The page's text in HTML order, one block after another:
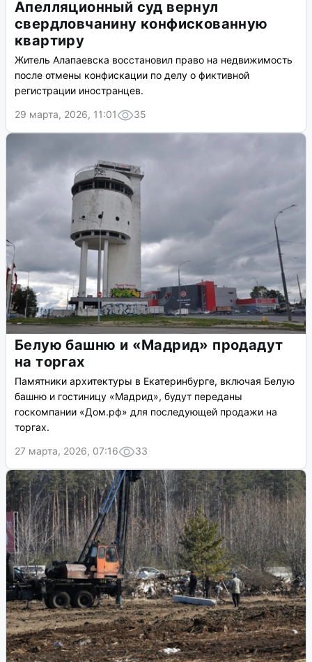
Апелляционный суд вернул
свердловчанину конфискованную
квартиру
Житель Алапаевска восстановил право на недвижимость
после отмены конфискации по делу о фиктивной
регистрации иностранцев.
29 марта, 2026, 11:01
35
Белую башню и «Мадрид» продадут
на торгах
Памятники архитектуры в Екатеринбурге, включая Белую
башню и гостиницу «Мадрид», будут переданы
госкомпании «Дом.рф» для последующей продажи на
торгах.
27 марта, 2026, 07:16
33